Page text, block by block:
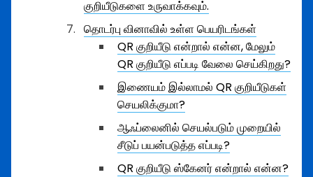
குறியீடுகளை உருவாக்கவும்.
தொடர்பு வினாவில் உள்ள பெயரிடங்கள்
QR குறியீடு என்றால் என்ன, மேலும்
QR குறியீடு எப்படி வேலை செய்கிறது?
இணையம் இல்லாமல் QR குறியீடுகள்
செயலிக்குமா?
ஆஃப்லைனில் செயல்படும் முறையில்
சீடுப் பயன்படுத்த எப்படி?
QR குறியீடு ஸ்கேனர் என்றால் என்ன?